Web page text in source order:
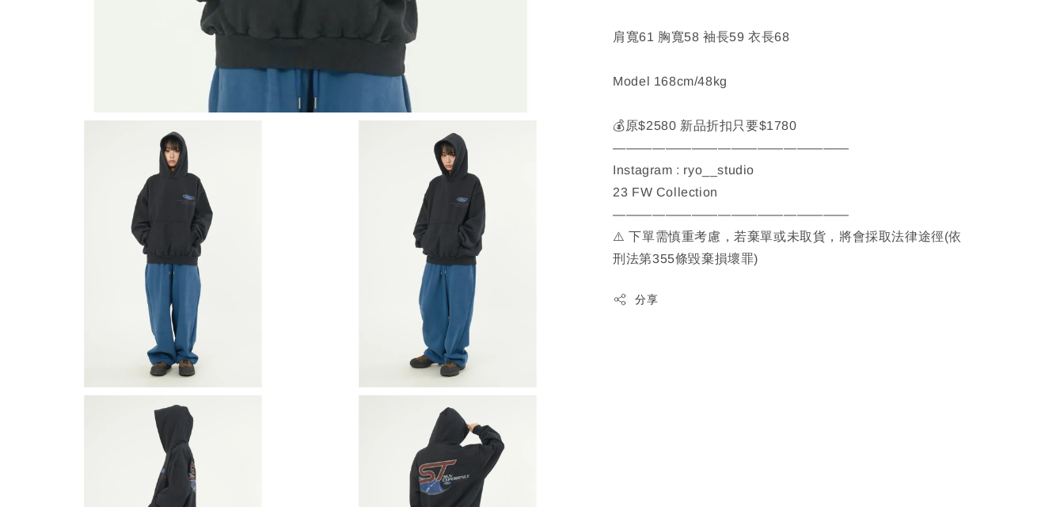
肩寬61 胸寬58 袖長59 衣長68
Model 168cm/48kg
💰原$2580 新品折扣只要$1780
——————————————————
Instagram : ryo__studio
23 FW Collection
——————————————————
⚠️ 下單需慎重考慮，若棄單或未取貨，將會採取法律途徑(依
刑法第355條毀棄損壞罪)
分享